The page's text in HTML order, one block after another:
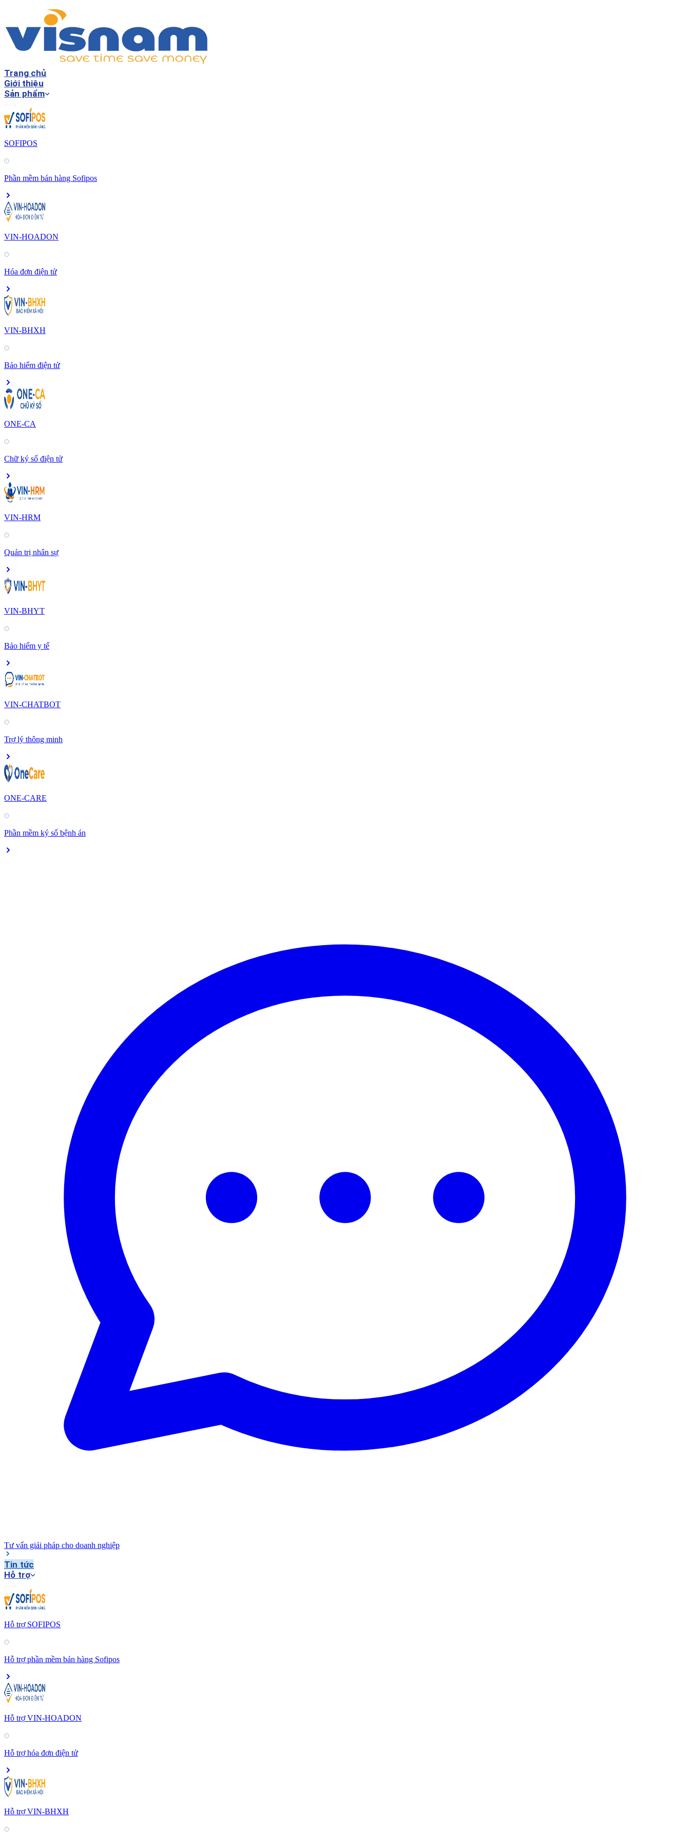
Trang chủ
Giới thiệu
Sản phẩm
SOFIPOS
Phần mềm bán hàng Sofipos
VIN-HOADON
Hóa đơn điện tử
VIN-BHXH
Bảo hiểm điện tử
ONE-CA
Chữ ký số điện tử
VIN-HRM
Quản trị nhân sự
VIN-BHYT
Bảo hiểm y tế
VIN-CHATBOT
Trợ lý thông minh
ONE-CARE
Phần mềm ký số bệnh án
Tư vấn giải pháp cho doanh nghiệp
Tin tức
Hỗ trợ
Hỗ trợ SOFIPOS
Hỗ trợ phần mềm bán hàng Sofipos
Hỗ trợ VIN-HOADON
Hỗ trợ hóa đơn điện tử
Hỗ trợ VIN-BHXH